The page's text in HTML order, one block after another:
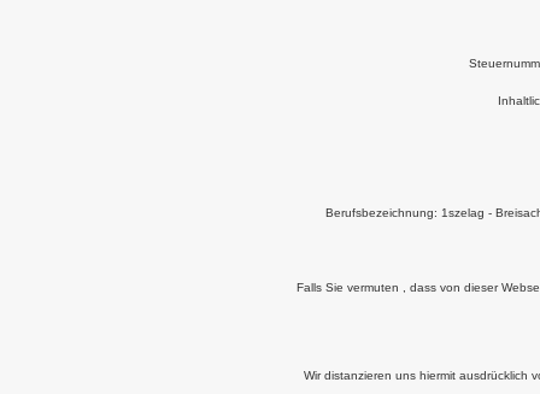
Berufsbezeichnung: 1szelag -
Falls Sie vermuten , dass von dieser
Wir distanzieren uns hiermit ausdrücklich